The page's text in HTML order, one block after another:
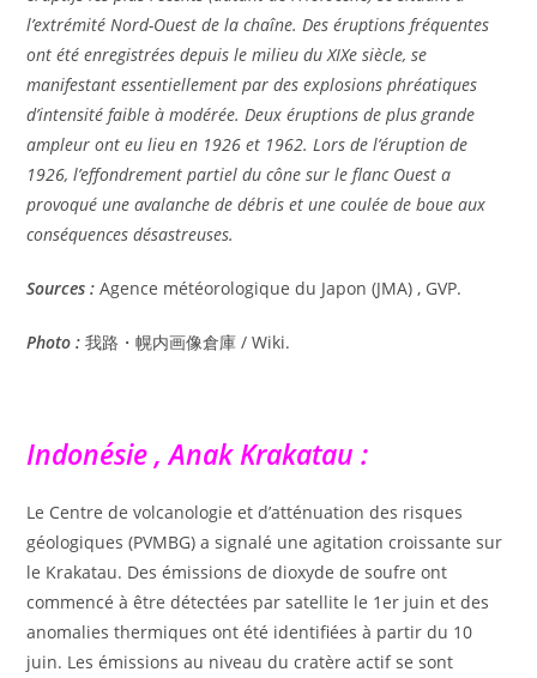
l’extrémité Nord-Ouest de la chaîne. Des éruptions fréquentes
ont été enregistrées depuis le milieu du XIXe siècle, se
manifestant essentiellement par des explosions phréatiques
d’intensité faible à modérée. Deux éruptions de plus grande
ampleur ont eu lieu en 1926 et 1962. Lors de l’éruption de
1926, l’effondrement partiel du cône sur le flanc Ouest a
provoqué une avalanche de débris et une coulée de boue aux
conséquences désastreuses.
Sources : Agence météorologique du Japon (JMA) , GVP.
Photo : 我路・幌内画像倉庫 / Wiki.
Indonésie , Anak Krakatau :
Le Centre de volcanologie et d’atténuation des risques
géologiques (PVMBG) a signalé une agitation croissante sur
le Krakatau. Des émissions de dioxyde de soufre ont
commencé à être détectées par satellite le 1er juin et des
anomalies thermiques ont été identifiées à partir du 10
juin. Les émissions au niveau du cratère actif se sont